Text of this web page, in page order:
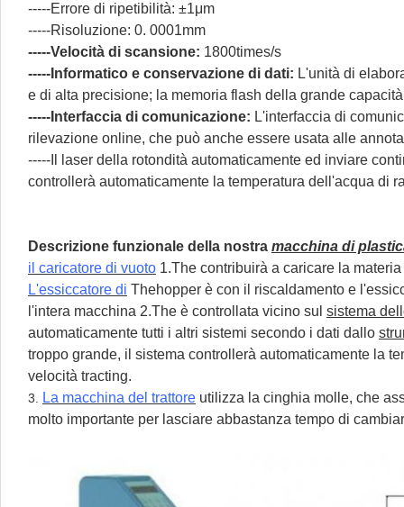
-----Errore di ripetibilità: ±1μm
-----Risoluzione: 0. 0001mm
-----Velocità di scansione: 1800times/s
-----Informatico e conservazione di dati: L'unità di
e di alta precisione; la memoria flash della grande
-----Interfaccia di comunicazione: L'interfaccia di
rilevazione online, che può anche essere usata alle
-----Il laser della rotondità automaticamente ed inviare
controllerà automaticamente la temperatura dell'acqua di
Descrizione funzionale della nostra macchina di
il caricatore di vuoto 1.The contribuirà a caricare la
L'essiccatore di Thehopper è con il riscaldamento e
l'intera macchina 2.The è controllata vicino sul sistema
automaticamente tutti i altri sistemi secondo i dati dallo
troppo grande, il sistema controllerà automaticamente la
velocità tracting.
3. La macchina del trattore utilizza la cinghia molle, che
molto importante per lasciare abbastanza tempo di